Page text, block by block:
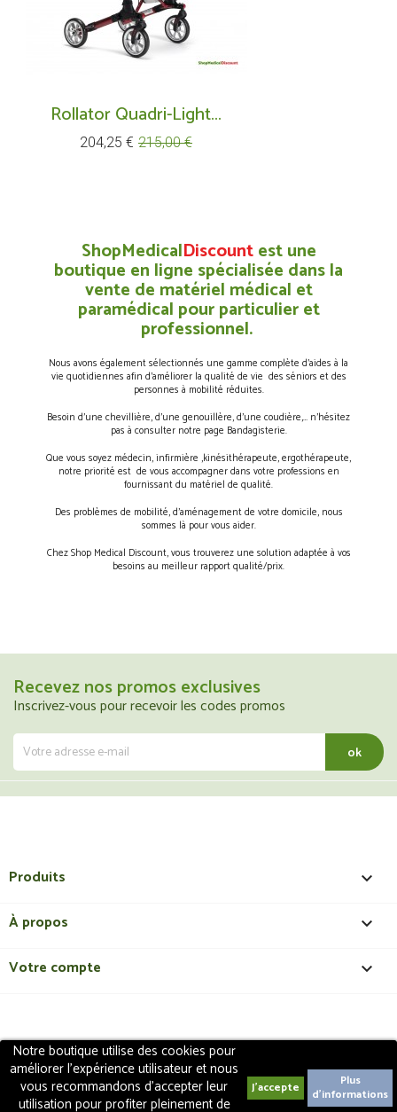
Notre boutique utilise des cookies pour
améliorer l'expérience utilisateur et nous
vous recommandons d'accepter leur
utilisation pour profiter pleinement de
Plus
d'informations
Rollator Quadri-Light...
Prix
204,25 € Prix
215,00 €
ShopMedicalDiscountest une
boutique en ligne spécialisée dans la
vente de matériel médical et
paramédical pour particulier et
professionnel.
Nous avons également sélectionnés une gamme complète d’aides à la
vie quotidiennes afin d’améliorer la qualité de vie des séniors et des
personnes à mobilité réduites.
Besoin d’une chevillière, d’une genouillère, d’une coudière,… n’hésitez
pas à consulter notre page Bandagisterie.
Que vous soyez médecin, infirmière ,kinésithérapeute, ergothérapeute,
notre priorité est de vous accompagner dans votre professions en
fournissant du matériel de qualité.
Des problèmes de mobilité, d’aménagement de votre domicile, nous
sommes là pour vous aider.
Chez Shop Medical Discount, vous trouverez une solution adaptée à vos
besoins au meilleur rapport qualité/prix.
Recevez nos promos exclusives
Inscrivez-vous pour recevoir les codes promos
Produits 
À propos 
Votre compte 
Copyright 2018 - ShopMedicalDiscount
réservés | Création de site internet EasyConceptTM